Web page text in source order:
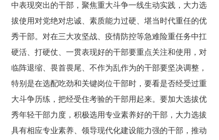
中表现突出的干部，聚焦重大斗争一线生动实践，大力选
拔使用对党绝对忠诚、素质能力过硬、堪当时代重任的优
秀干部。对在三大攻坚战、疫情防控等急难险重任务中扛
硬活、打硬仗、一贯表现好的干部要重点关注和使用，对
临阵退缩、畏首畏尾、不作为乱作为的干部要坚决调整，
特别是在选配吃劲和关键岗位干部时，要看是否经受过重
大斗争历练，把经受住考验的干部用起来。要加大选拔优
秀年轻干部力度，积极选用专业素养好的干部，大力选拔
具有相应专业素养、领导现代化建设能力强的干部，推动